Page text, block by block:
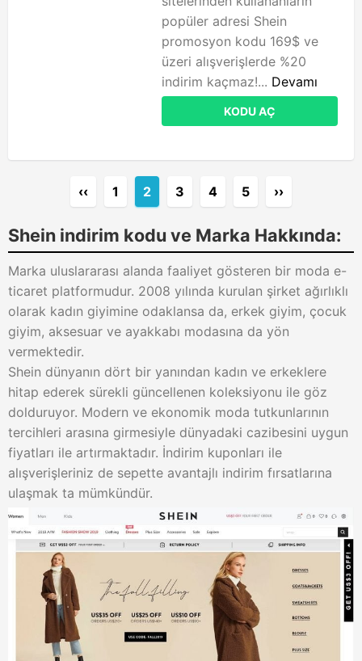
popüler adresi Shein
promosyon kodu 169$ ve
üzeri alışverişlerde %20
indirim kaçmaz!... Devamı
KODU AÇ
‹‹ 1 2 3 4 5 ››
Shein indirim kodu ve Marka Hakkında:
Marka uluslararası alanda faaliyet gösteren bir moda e-
ticaret platformudur. 2008 yılında kurulan şirket ağırlıklı
olarak kadın giyimine odaklansa da, erkek giyim, çocuk
giyim, aksesuar ve ayakkabı modasına da yön
vermektedir.
Shein dünyanın dört bir yanından kadın ve erkeklere
hitap ederek sürekli güncellenen koleksiyonu ile göz
dolduruyor. Modern ve ekonomik moda tutkunlarının
tercihleri arasına girmesiyle dünyadaki cazibesini uygun
fiyatları ile artırmaktadır. İndirim kuponları ile
alışverişleriniz de sepette avantajlı indirim fırsatlarına
ulaşmak ta mümkündür.